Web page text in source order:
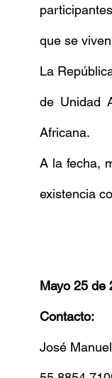
que se
La
de Unidad
Africana.
A la fecha,
existencia
Mayo 25 de
Contacto:
José